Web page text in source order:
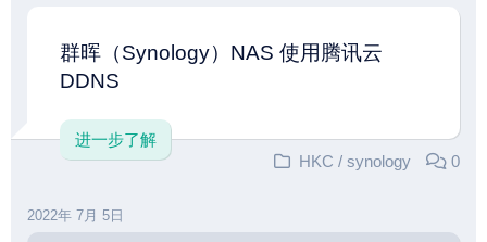
群晖（Synology）NAS 使用腾讯云
DDNS
进一步了解
HKC / synology 0
2022年 7月 5日